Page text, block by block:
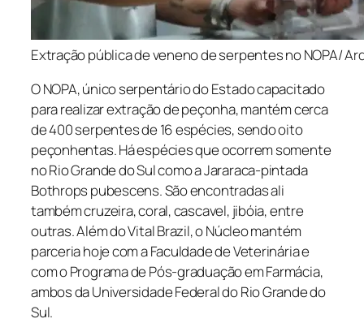
Extração pública de veneno de serpentes no NOPA/
O NOPA, único serpentário do Estado capacitado
para realizar extração de peçonha, mantém cerca
de 400 serpentes de 16 espécies, sendo oito
peçonhentas. Há espécies que ocorrem somente
no Rio Grande do Sul como a Jararaca-pintada
Bothrops pubescens. São encontradas ali
também cruzeira, coral, cascavel, jibóia, entre
outras. Além do Vital Brazil, o Núcleo mantém
parceria hoje com a Faculdade de Veterinária e
com o Programa de Pós-graduação em Farmácia,
ambos da Universidade Federal do Rio Grande do
Sul.